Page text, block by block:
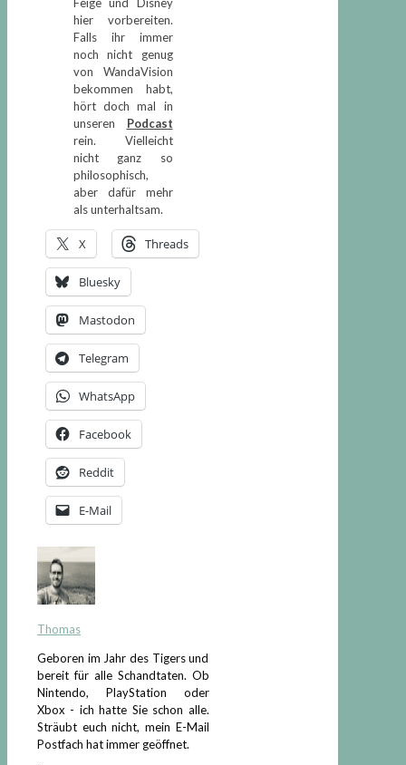
hier vorbereiten.
Falls ihr immer
noch nicht genug
von WandaVision
bekommen habt,
hört doch mal in
unseren Podcast
rein. Vielleicht
nicht ganz so
philosophisch,
aber dafür mehr
als unterhaltsam.
X Threads
Bluesky
Mastodon
Telegram
WhatsApp
Facebook
Reddit
E-Mail
Thomas
Geboren im Jahr des Tigers und
bereit für alle Schandtaten. Ob
Nintendo, PlayStation oder
Xbox - ich hatte Sie schon alle.
Sträubt euch nicht, mein E-Mail
Postfach hat immer geöffnet.